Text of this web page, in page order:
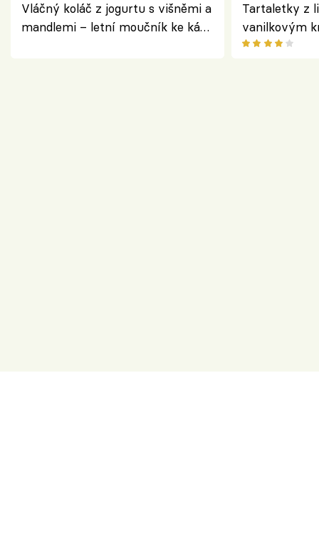
Vláčný koláč z jogurtu s višněmi a
mandlemi – letní moučník ke kávě
Tartaletky z
vanilkovým
ovocem